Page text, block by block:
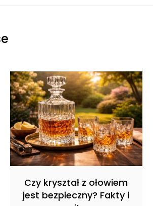
Czy kryształ z ołowiem
jest bezpieczny? Fakty i